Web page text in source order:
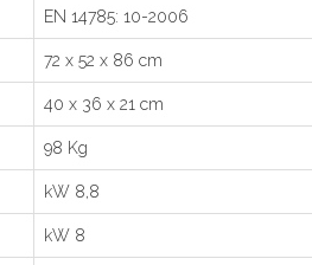
EN 14785: 10-2006
72 x 52 x 86 cm
40 x 36 x 21 cm
98 Kg
kW 8,8
kW 8